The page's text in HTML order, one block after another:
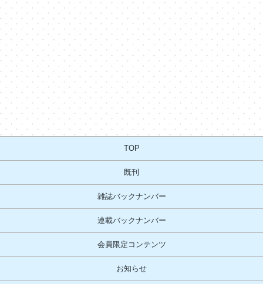
TOP
既刊
雑誌バックナンバー
連載バックナンバー
会員限定コンテンツ
お知らせ